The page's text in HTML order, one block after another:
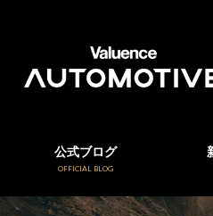
公式ブログ
OFFICIAL BLOG